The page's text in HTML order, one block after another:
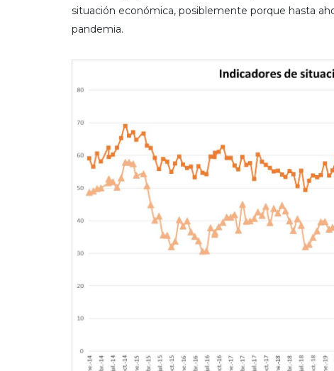
situación económica, posiblemente porque hasta
pandemia.